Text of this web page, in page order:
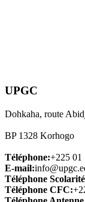
UPGC
Dohkaha, route
BP 1328 Korhogo
Téléphone:+225 01
E-mail:
Téléphone
Téléphone CFC: